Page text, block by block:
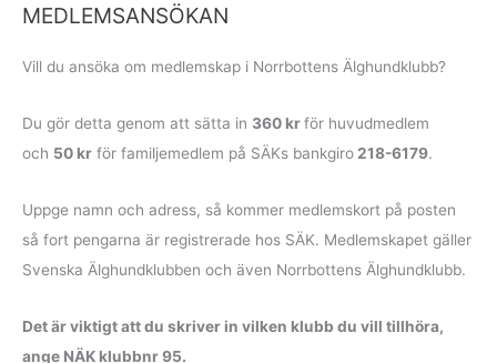
MEDLEMSANSÖKAN
Vill du ansöka om medlemskap i Norrbottens Älghundklubb?
Du gör detta genom att sätta in 360 krför huvudmedlem
och 50 kr för familje­medlem på SÄKs bankgiro 218-6179.
Uppge namn och adress, så kommer medlemskort på posten
så fort pengarna är registrerade hos SÄK. Medlemskapet gäller
Svenska Älghundklubben och även Norrbottens Älghundklubb.
Det är viktigt att du skriver in vilken klubb du vill tillhöra,
ange NÄK klubbnr 95.